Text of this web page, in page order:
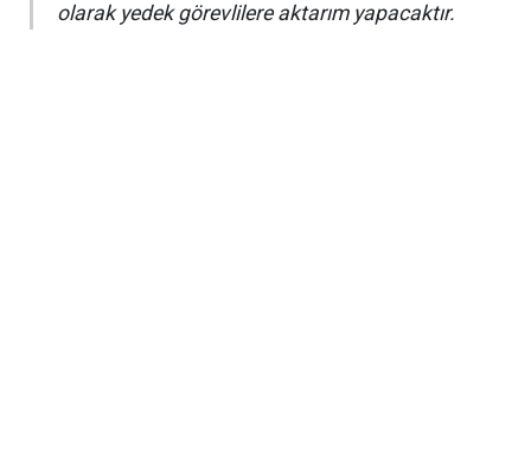
olarak yedek görevlilere aktarım yapacaktır.